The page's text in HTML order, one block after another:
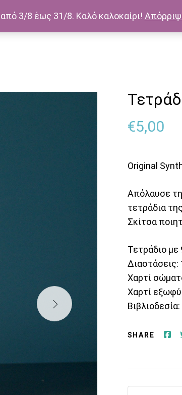
€5,00
Original
Απόλαυσε
τετράδια
Σκίτσα
Τετράδιο
Διαστάσεις:
Χαρτί
Χαρτί
SHARE
3/8 έως 31/8. Καλό καλοκαίρι!